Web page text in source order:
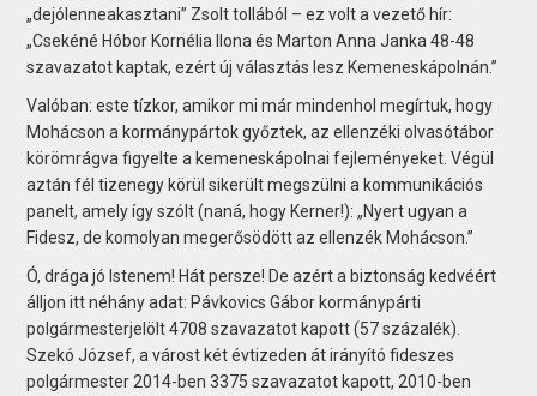
„dejólenneakasztani” Zsolt tollából – ez volt a vezető hír:
„Csekéné Hóbor Kornélia Ilona és Marton Anna Janka 48-48
szavazatot kaptak, ezért új választás lesz Kemeneskápolnán.”
Valóban: este tízkor, amikor mi már mindenhol megírtuk, hogy
Mohácson a kormánypártok győztek, az ellenzéki olvasótábor
körömrágva figyelte a kemeneskápolnai fejleményeket. Végül
aztán fél tizenegy körül sikerült megszülni a kommunikációs
panelt, amely így szólt (naná, hogy Kerner!): „Nyert ugyan a
Fidesz, de komolyan megerősödött az ellenzék Mohácson.”
Ó, drága jó Istenem! Hát persze! De azért a biztonság kedvéért
álljon itt néhány adat: Pávkovics Gábor kormánypárti
polgármesterjelölt 4708 szavazatot kapott (57 százalék).
Szekó József, a várost két évtizeden át irányító fideszes
polgármester 2014-ben 3375 szavazatot kapott, 2010-ben